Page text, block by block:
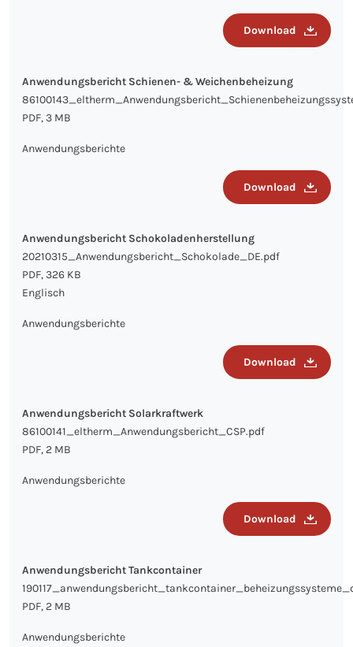
Download
Anwendungsbericht Schienen- & Weichenbeheizung
PDF, 3 MB
Anwendungsberichte
Download
Anwendungsbericht Schokoladenherstellung
20210315_Anwendungsbericht_Schokolade_DE.pdf
PDF, 326 KB
Englisch
Anwendungsberichte
Download
Anwendungsbericht Solarkraftwerk
86100141_eltherm_Anwendungsbericht_CSP.pdf
PDF, 2 MB
Anwendungsberichte
Download
Anwendungsbericht Tankcontainer
PDF, 2 MB
Anwendungsberichte